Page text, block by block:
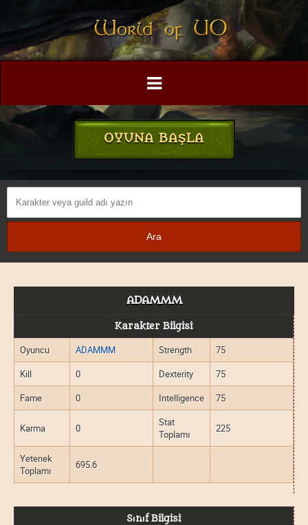
OYUNA BAŞLA
ADAMMM
Karakter Bilgisi
Oyuncu ADAMMM Strength
75
Kill
0 Dexterity
75
Fame
0 Intelligence 75
Karma 0
Stat
Toplamı
225
Yetenek
Toplamı
695.6
Sınıf Bilgisi